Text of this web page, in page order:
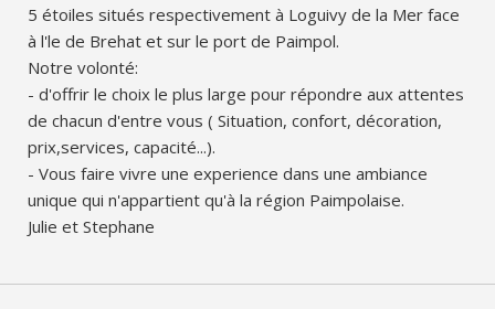
5 étoiles situés respectivement à Loguivy de la Mer face
à l'le de Brehat et sur le port de Paimpol.
Notre volonté:
- d'offrir le choix le plus large pour répondre aux attentes
de chacun d'entre vous ( Situation, confort, décoration,
prix,services, capacité...).
- Vous faire vivre une experience dans une ambiance
unique qui n'appartient qu'à la région Paimpolaise.
Julie et Stephane